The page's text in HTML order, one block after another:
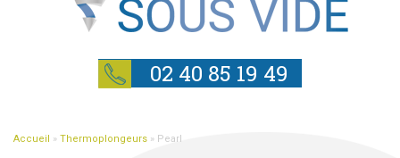
02 40 85 19 49
Accueil » Thermoplongeurs » Pearl